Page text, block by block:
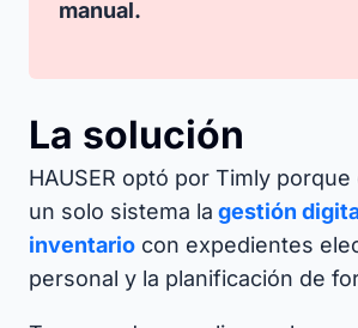
manual.
La solución
HAUSER optó por Timly
un solo sistema la gestión
inventario con expedientes
personal y la planificación de